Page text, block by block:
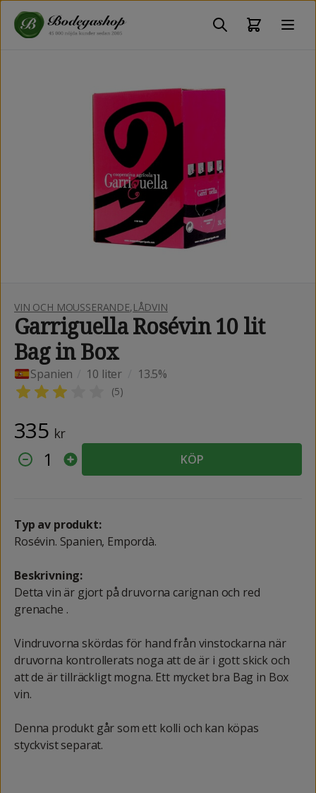
VIN OCH MOUSSERANDE,LÅDVIN
Garriguella Rosévin 10 lit
Bag in Box
Spanien 10 liter 13.5%
(5)
335 kr
1 KÖP
Typ av produkt:
Rosévin. Spanien, Empordà.
Beskrivning:
Detta vin är gjort på druvorna carignan och red
grenache .
Vindruvorna skördas för hand från vinstockarna när
druvorna kontrollerats noga att de är i gott skick och
att de är tillräckligt mogna. Ett mycket bra Bag in Box
vin.
Denna produkt går som ett kolli och kan köpas
styckvist separat.